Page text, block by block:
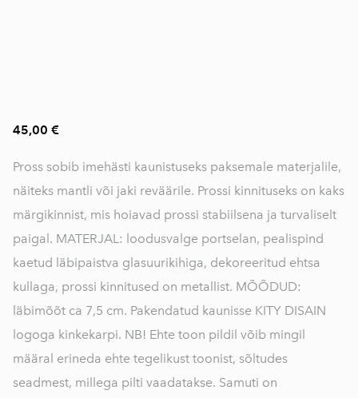
45,00 €
Pross sobib imehästi kaunistuseks paksemale materjalile,
näiteks mantli või jaki reväärile. Prossi kinnituseks on kaks
märgikinnist, mis hoiavad prossi stabiilsena ja turvaliselt
paigal. MATERJAL: loodusvalge portselan, pealispind
kaetud läbipaistva glasuurikihiga, dekoreeritud ehtsa
kullaga, prossi kinnitused on metallist. MÕÕDUD:
läbimõõt ca 7,5 cm. Pakendatud kaunisse KITY DISAIN
logoga kinkekarpi. NB! Ehte toon pildil võib mingil
määral erineda ehte tegelikust toonist, sõltudes
seadmest, millega pilti vaadatakse. Samuti on